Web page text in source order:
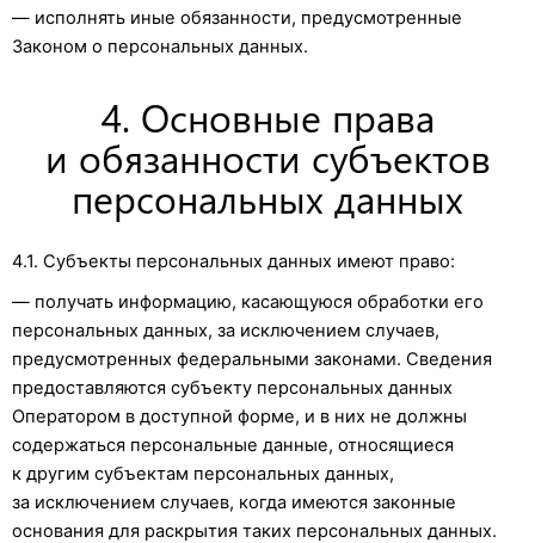
— исполнять иные обязанности, предусмотренные
Законом о персональных данных.
4. Основные права
и обязанности субъектов
персональных данных
4.1. Субъекты персональных данных имеют право:
— получать информацию, касающуюся обработки его
персональных данных, за исключением случаев,
предусмотренных федеральными законами. Сведения
предоставляются субъекту персональных данных
Оператором в доступной форме, и в них не должны
содержаться персональные данные, относящиеся
к другим субъектам персональных данных,
за исключением случаев, когда имеются законные
основания для раскрытия таких персональных данных.